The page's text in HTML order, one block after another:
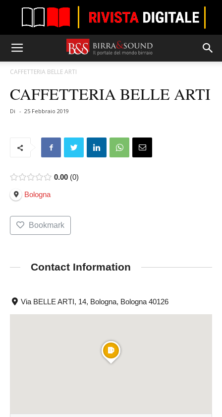
CAFFETTERIA BELLE ARTI
CAFFETTERIA BELLE ARTI
Di - 25 Febbraio 2019
0.00 0
Bologna
Bookmark
Contact Information
Via BELLE ARTI, 14, Bologna, Bologna 40126